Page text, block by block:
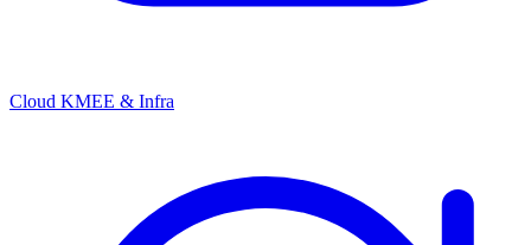
Cloud KMEE & Infra